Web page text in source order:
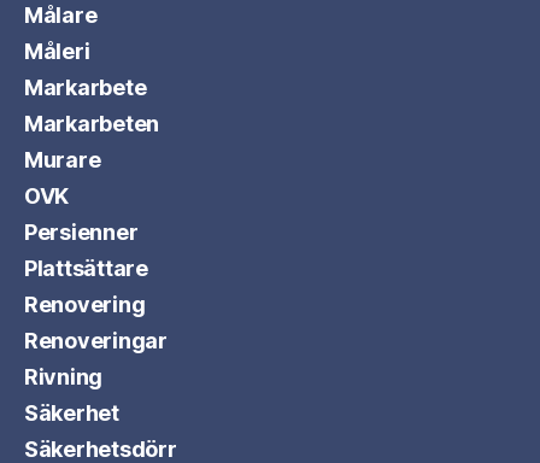
Målare
Måleri
Markarbete
Markarbeten
Murare
OVK
Persienner
Plattsättare
Renovering
Renoveringar
Rivning
Säkerhet
Säkerhetsdörr